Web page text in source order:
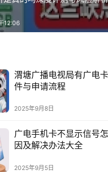
12:06
渭塘广播电视局有广电
件与申请流程
2025年9月8日
广电手机卡不显示信号
因及解决办法大全
2025年9月5日